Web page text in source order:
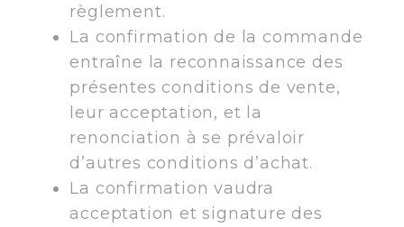
règlement.
La confirmation de la commande
entraîne la reconnaissance des
présentes conditions de vente,
leur acceptation, et la
renonciation à se prévaloir
d’autres conditions d’achat.
La confirmation vaudra
acceptation et signature des